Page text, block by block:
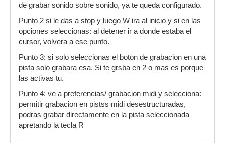
de grabar sonido sobre sonido, ya te queda configurado.
Punto 2 si le das a stop y luego W ira al inicio y si en las
opciones seleccionas: al detener ir a donde estaba el
cursor, volvera a ese punto.
Punto 3: si solo seleccionas el boton de grabacion en una
pista solo grabara esa. Si te grsba en 2 o mas es porque
las activas tu.
Punto 4: ve a preferencias/ grabacion midi y selecciona:
permitir grabacion en pistss midi desestructuradas,
podras grabar directamente en la pista seleccionada
apretando la tecla R